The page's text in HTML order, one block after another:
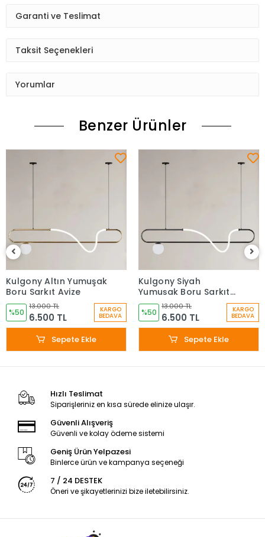
Garanti ve Teslimat
Taksit Seçenekleri
Yorumlar
Benzer Ürünler
Kulgony Altın Yumuşak
Boru Sarkıt Avize
%50
13.000 TL
6.500 TL
KARGO
BEDAVA
Sepete Ekle
Kulgony Siyah
Yumuşak Boru Sarkıt
Avize
%50
13.000 TL
6.500 TL
KARGO
BEDAVA
Sepete Ekle
Hızlı Teslimat
Siparişleriniz en kısa sürede elinize ulaşır.
Güvenli Alışveriş
Güvenli ve kolay ödeme sistemi
Geniş Ürün Yelpazesi
Binlerce ürün ve kampanya seçeneği
7 / 24 DESTEK
Öneri ve şikayetlerinizi bize iletebilirsiniz.